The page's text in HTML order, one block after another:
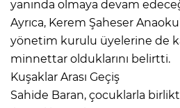
yanında olmaya devam
Ayrıca, Kerem Şaheser
yönetim kurulu üyelerine de
minnettar olduklarını belirtti.
Kuşaklar Arası Geçiş
Sahide Baran, çocuklarla